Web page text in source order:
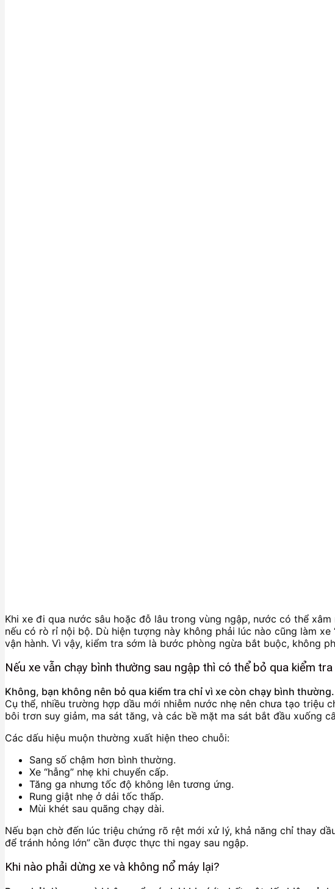
Khi xe đi qua nước sâu hoặc đỗ lâu trong vùng ngập, nước có thể
nếu có rò rỉ nội bộ. Dù hiện tượng này không phải lúc nào cũng làm
vận hành. Vì vậy, kiểm tra sớm là bước phòng ngừa bắt buộc, không
Nếu xe vẫn chạy bình thường sau ngập thì có thể bỏ qua kiểm
Không, bạn không nên bỏ qua kiểm tra chỉ vì xe còn chạy bình thường.
Cụ thể, nhiều trường hợp dầu mới nhiễm nước nhẹ nên chưa tạo
bôi trơn suy giảm, ma sát tăng, và các bề mặt ma sát bắt đầu xuống
Các dấu hiệu muộn thường xuất hiện theo chuỗi:
Sang số chậm hơn bình thường.
Xe “hẫng” nhẹ khi chuyển cấp.
Tăng ga nhưng tốc độ không lên tương ứng.
Rung giật nhẹ ở dải tốc thấp.
Mùi khét sau quãng chạy dài.
Nếu bạn chờ đến lúc triệu chứng rõ rệt mới xử lý, khả năng chỉ thay
để tránh hỏng lớn” cần được thực thi ngay sau ngập.
Khi nào phải dừng xe và không nổ máy lại?